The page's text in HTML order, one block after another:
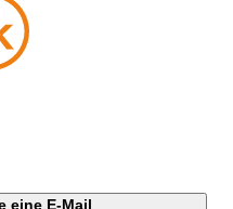
eine E-Mail